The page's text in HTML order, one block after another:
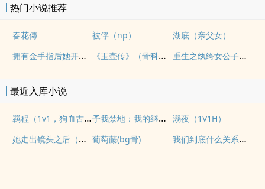
热门小说推荐
春花傳 被俘（np） 湖底（亲父女）
拥有金手指后她开始为所欲为（nph） 《玉壶传》（骨科）（兄妹）（np） 重生之纨绔女公子（NPH）
最近入库小说
羁程（1v1，狗血古早） 予我禁地：我的继子不对劲 溺夜（1V1H）
她走出镜头之后（纯爱 1v1 葡萄藤(bg骨) 我们到底什么关系（姐弟）